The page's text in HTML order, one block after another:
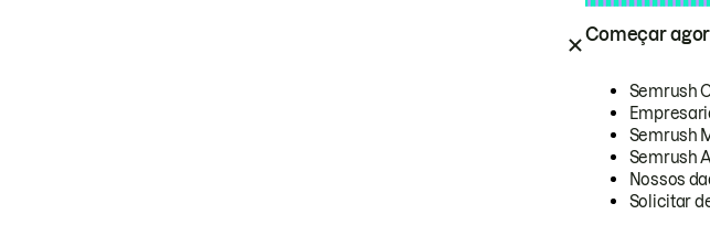
Começar
Semrush
Semrush
Semrush
Nossos
Solicitar